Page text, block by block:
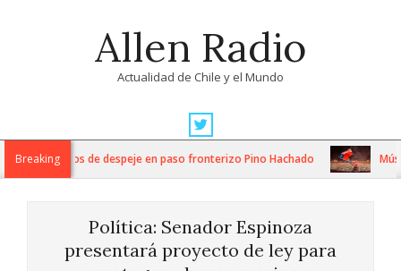
Allen Radio
Actualidad de Chile y el Mundo
Navigation
MenuBreaking
trabajos de despeje en paso fronterizo Pino Hachado
Política: Senador Espinoza
presentará proyecto de ley para